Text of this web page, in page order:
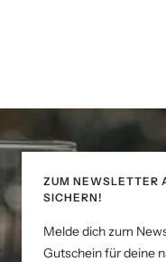
ZUM NEWSLETTER
SICHERN!
Melde dich zum
Gutschein für deine